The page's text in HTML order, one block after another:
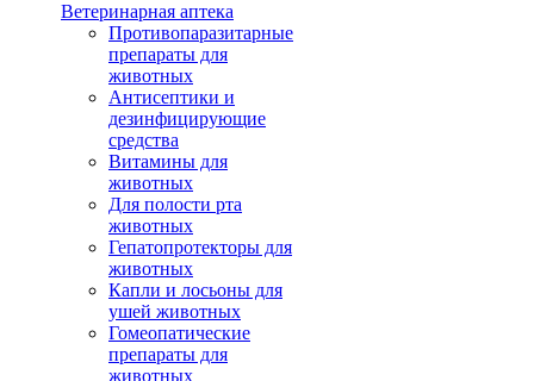
Ветеринарная аптека
Противопаразитарные
препараты для
животных
Антисептики и
дезинфицирующие
средства
Витамины для
животных
Для полости рта
животных
Гепатопротекторы для
животных
Капли и лосьоны для
ушей животных
Гомеопатические
препараты для
животных